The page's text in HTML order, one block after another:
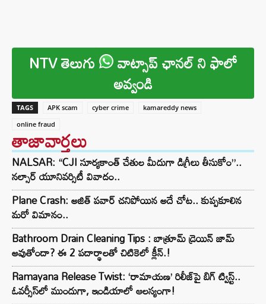
NTV తెలుగు వాట్సాప్ ఛానల్ ని ఫాలో
అవ్వండి
TAGS APK scam cyber crime
kamareddy news
online fraud
తాజావార్తలు
NALSAR: “CJI సూర్యకాంత్‌ చేతుల మీదుగా డిగ్రీలు తీసుకోం”..
నల్సార్ యూనివర్సిటీ వివాదం..
Plane Crash: అజిత్ పవార్ చనిపోయిన అదే చోట.. కుప్పకూలిన
మరో విమానం..
Bathroom Drain Cleaning Tips : బాత్రూమ్ డ్రెయిన్ జామ్
అవుతోందా? ఈ 2 పదార్థాలతో చిటికెలో క్లీన్.!
Ramayana Release Twist: ‘రామాయణ’ రిలీజ్‌పై బిగ్ ట్విస్ట్..
ఓవర్సీస్‌లో ముందుగా, ఇండియాలో ఆలస్యంగా!